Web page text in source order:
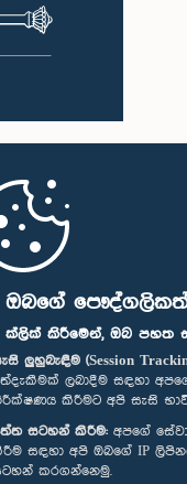
ඔබගේ
ක්ලික් කිරීමෙන්, ඔබ පහත
ලුහුබැඳීම (Session
ලබාදීම සඳහා
කිරීමට අපි සැසි
සටහන් කිරීම: අපගේ
සඳහා අපි ඔබගේ IP
කරගන්නෙමු.